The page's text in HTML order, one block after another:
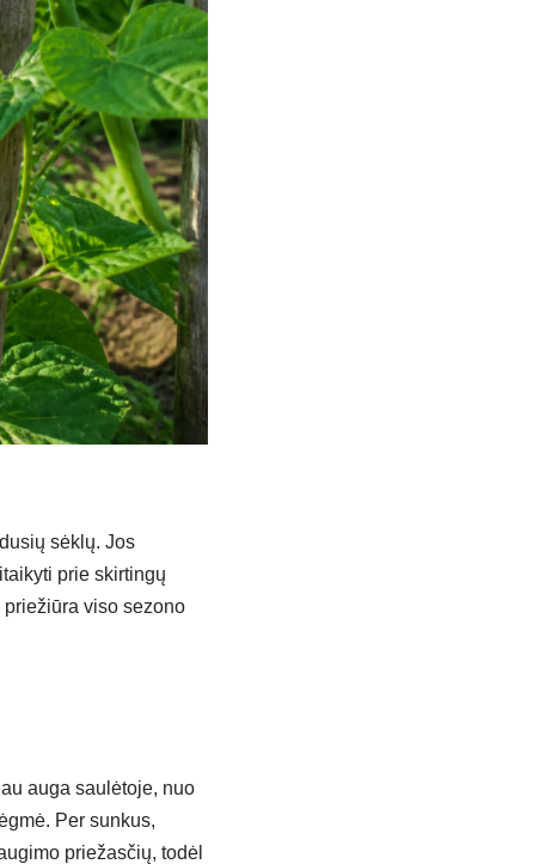
sėklų. Jos
prie skirtingų
viso sezono
auga saulėtoje, nuo
Per sunkus,
priežasčių, todėl